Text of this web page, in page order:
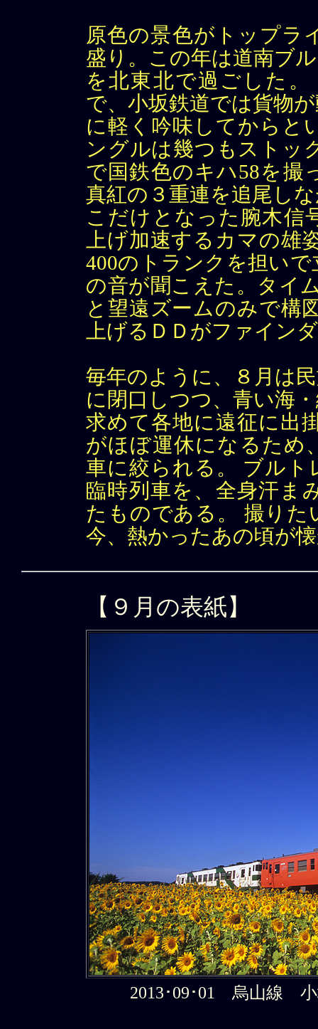
原色の景色がトップラ
盛り。この年は道南ブ
を北東北で過ごした
で、小坂鉄道では貨物
に軽く吟味してからと
ングルは幾つもストッ
で国鉄色のキハ58を撮
真紅の３重連を追尾し
こだけとなった腕木信
上げ加速するカマの雄
400のトランクを担い
の音が聞こえた。タイ
と望遠ズームのみで構
上げるＤＤがファイン
毎年のように、８月は
に閉口しつつ、青い海
求めて各地に遠征に出
がほぼ運休になるため
車に絞られる。 ブルト
臨時列車を、全身汗ま
たものである。 撮りた
今、熱かったあの頃が
【９月の表紙】
2013･09･01 烏山線